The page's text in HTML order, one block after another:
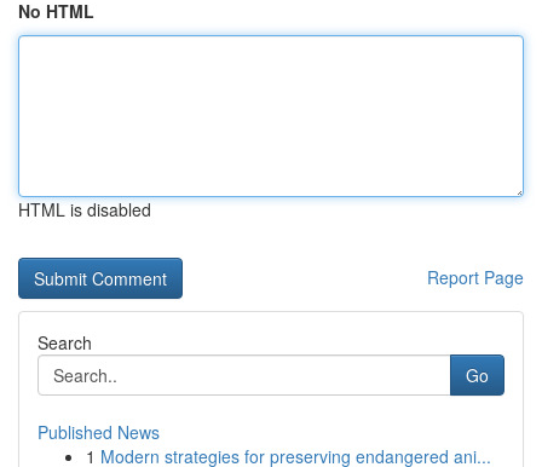
No HTML
HTML is disabled
Report Page
Search
Go
Published News
1 Modern strategies for preserving endangered ani...